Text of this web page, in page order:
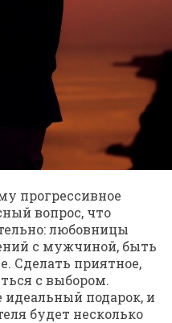
прогрессивное
вопрос, что
любовницы
с мужчиной, быть
Сделать приятное,
с выбором.
идеальный подарок, и
будет несколько